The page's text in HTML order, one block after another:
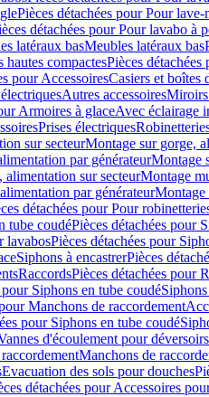
Pièces détachées pour Pour
détachées pour Pour lavabo à
latéraux basMeubles latéraux bas
hautes compactesPièces
pour AccessoiresCasiers et boîtes
Autres accessoiresMiroirs
Armoires à glaceAvec éclairage
Prises électriques
sur secteurMontage sur gorge,
par générateurMontage
alimentation sur secteurMontage
par générateurMontage
détachées pour Pour
tube coudéPièces détachées pour
lavabosPièces détachées pour
Siphons à encastrerPièces
RaccordsPièces détachées pour
pour Siphons en tube coudé
Manchons de raccordement
pour Siphons en tube coudé
d'écoulement pour
Manchons de
Evacuation des sols pour douches
détachées pour Accessoires